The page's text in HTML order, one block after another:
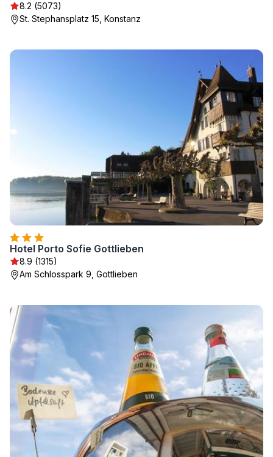
8.2 (5073)
St. Stephansplatz 15, Konstanz
Hotel Porto Sofie Gottlieben
8.9 (1315)
Am Schlosspark 9, Gottlieben